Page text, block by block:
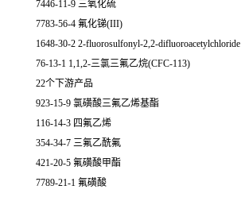
7446-11-9 三氧化硫
7783-56-4 氟化锑(III)
1648-30-2 2-fluorosulfonyl-2,2-difluoroacetylchloride
76-13-1 1,1,2-三氯三氟乙烷(CFC-113)
22个下游产品
923-15-9 氯磺酸三氟乙烯基酯
116-14-3 四氟乙烯
354-34-7 三氟乙酰氟
421-20-5 氟磺酸甲酯
7789-21-1 氟磺酸